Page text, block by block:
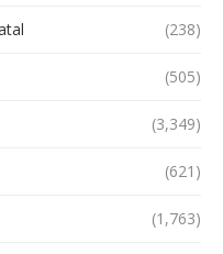
(238)
(505)
(3,349)
(621)
(1,763)